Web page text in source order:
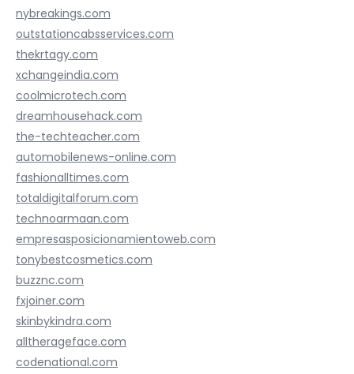
nybreakings.com
outstationcabsservices.com
thekrtagy.com
xchangeindia.com
coolmicrotech.com
dreamhousehack.com
the-techteacher.com
automobilenews-online.com
fashionalltimes.com
totaldigitalforum.com
technoarmaan.com
empresasposicionamientoweb.com
tonybestcosmetics.com
buzznc.com
fxjoiner.com
skinbykindra.com
alltherageface.com
codenational.com